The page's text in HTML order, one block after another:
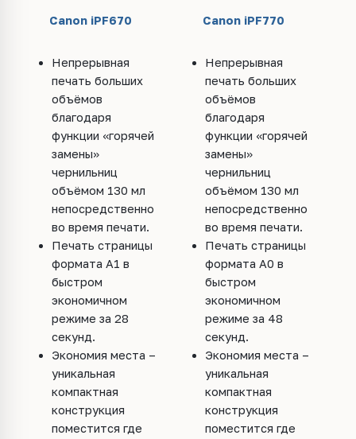
Canon iPF670 Canon iPF770
Непрерывная
печать больших
объёмов
благодаря
функции «горячей
замены»
чернильниц
объёмом 130 мл
непосредственно
во время печати.
Печать страницы
формата A1 в
быстром
экономичном
режиме за 28
секунд.
Экономия места –
уникальная
компактная
конструкция
поместится где
Непрерывная
печать больших
объёмов
благодаря
функции «горячей
замены»
чернильниц
объёмом 130 мл
непосредственно
во время печати.
Печать страницы
формата A0 в
быстром
экономичном
режиме за 48
секунд.
Экономия места –
уникальная
компактная
конструкция
поместится где